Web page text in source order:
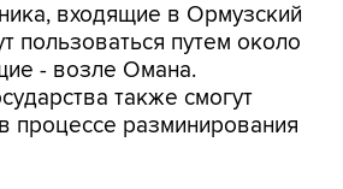
входящие в Ормузский
пользоваться путем около
- возле Омана.
также смогут
процессе разминирования